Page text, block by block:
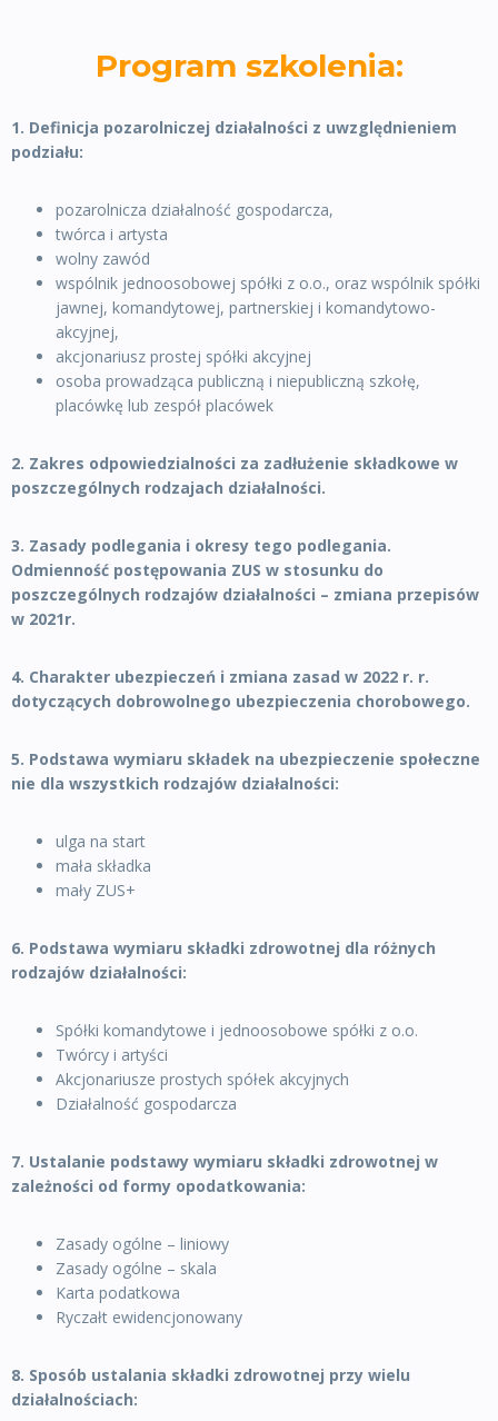
Program szkolenia:
1. Definicja pozarolniczej działalności z uwzględnieniem
podziału:
pozarolnicza działalność gospodarcza,
twórca i artysta
wolny zawód
wspólnik jednoosobowej spółki z o.o., oraz wspólnik spółki
jawnej, komandytowej, partnerskiej i komandytowo-
akcyjnej,
akcjonariusz prostej spółki akcyjnej
osoba prowadząca publiczną i niepubliczną szkołę,
placówkę lub zespół placówek
2. Zakres odpowiedzialności za zadłużenie składkowe w
poszczególnych rodzajach działalności.
3. Zasady podlegania i okresy tego podlegania.
Odmienność postępowania ZUS w stosunku do
poszczególnych rodzajów działalności – zmiana przepisów
w 2021r.
4. Charakter ubezpieczeń i zmiana zasad w 2022 r. r.
dotyczących dobrowolnego ubezpieczenia chorobowego.
5. Podstawa wymiaru składek na ubezpieczenie społeczne
nie dla wszystkich rodzajów działalności:
ulga na start
mała składka
mały ZUS+
6. Podstawa wymiaru składki zdrowotnej dla różnych
rodzajów działalności:
Spółki komandytowe i jednoosobowe spółki z o.o.
Twórcy i artyści
Akcjonariusze prostych spółek akcyjnych
Działalność gospodarcza
7. Ustalanie podstawy wymiaru składki zdrowotnej w
zależności od formy opodatkowania:
Zasady ogólne – liniowy
Zasady ogólne – skala
Karta podatkowa
Ryczałt ewidencjonowany
8. Sposób ustalania składki zdrowotnej przy wielu
działalnościach: